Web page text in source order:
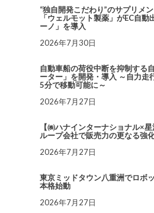
“独自開発こだわり”のサプリメ
「ウェルモット製薬」がEC自
ーノ」を導入
2026年7月30日
自動車船の荷役中断を抑制する
ーター」を開発・導入 ～自力走
5分で移動可能に～
2026年7月27日
【㈱ハナインターナショナル×
ループ会社で販売力の更なる強
2026年7月27日
東京ミッドタウン八重洲でロボ
本格始動
2026年7月27日